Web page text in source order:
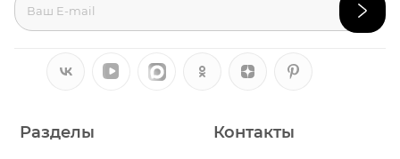
Разделы Контакты